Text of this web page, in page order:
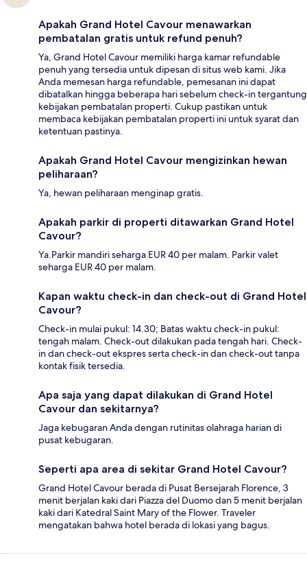
Apakah Grand Hotel Cavour menawarkan
pembatalan gratis untuk refund penuh?
Ya, Grand Hotel Cavour memiliki harga kamar refundable
penuh yang tersedia untuk dipesan di situs web kami. Jika
Anda memesan harga refundable, pemesanan ini dapat
dibatalkan hingga beberapa hari sebelum check-in tergantung
kebijakan pembatalan properti. Cukup pastikan untuk
membaca kebijakan pembatalan properti ini untuk syarat dan
ketentuan pastinya.
Apakah Grand Hotel Cavour mengizinkan hewan
peliharaan?
Ya, hewan peliharaan menginap gratis.
Apakah parkir di properti ditawarkan Grand Hotel
Cavour?
Ya.Parkir mandiri seharga EUR 40 per malam. Parkir valet
seharga EUR 40 per malam.
Kapan waktu check-in dan check-out di Grand Hotel
Cavour?
Check-in mulai pukul: 14.30; Batas waktu check-in pukul:
tengah malam. Check-out dilakukan pada tengah hari. Check-
in dan check-out ekspres serta check-in dan check-out tanpa
kontak fisik tersedia.
Apa saja yang dapat dilakukan di Grand Hotel
Cavour dan sekitarnya?
Jaga kebugaran Anda dengan rutinitas olahraga harian di
pusat kebugaran.
Seperti apa area di sekitar Grand Hotel Cavour?
Grand Hotel Cavour berada di Pusat Bersejarah Florence, 3
menit berjalan kaki dari Piazza del Duomo dan 5 menit berjalan
kaki dari Katedral Saint Mary of the Flower. Traveler
mengatakan bahwa hotel berada di lokasi yang bagus.